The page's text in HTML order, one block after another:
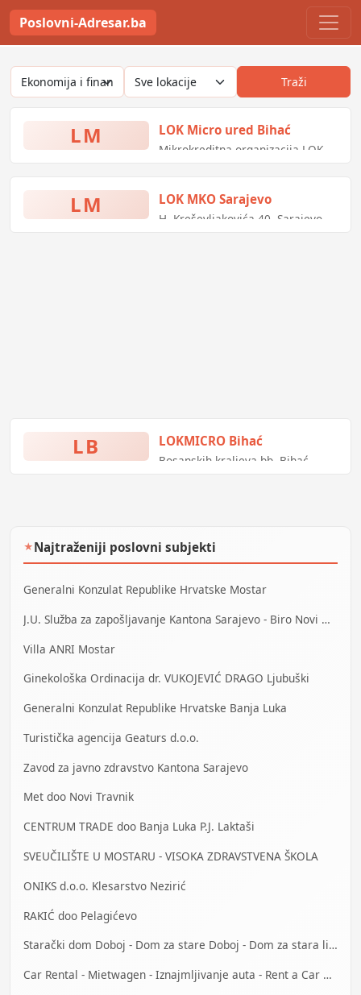
Poslovni-Adresar.ba
Traži
LM LOK Micro ured Bihać
Mikrokreditna organizacija LOK
LM LOK MKO Sarajevo
H. Kreševljakovića 40, Sarajevo,
LB LOKMICRO Bihać
Bosanskih kraljeva bb, Bihać,
★Najtraženiji poslovni subjekti
Generalni Konzulat Republike Hrvatske Mostar
J.U. Služba za zapošljavanje Kantona Sarajevo - Biro Novi Grad
Villa ANRI Mostar
Ginekološka Ordinacija dr. VUKOJEVIĆ DRAGO Ljubuški
Generalni Konzulat Republike Hrvatske Banja Luka
Turistička agencija Geaturs d.o.o.
Zavod za javno zdravstvo Kantona Sarajevo
Met doo Novi Travnik
CENTRUM TRADE doo Banja Luka P.J. Laktaši
SVEUČILIŠTE U MOSTARU - VISOKA ZDRAVSTVENA ŠKOLA
ONIKS d.o.o. Klesarstvo Nezirić
RAKIĆ doo Pelagićevo
Starački dom Doboj - Dom za stare Doboj - Dom za stara lica Doboj
Car Rental - Mietwagen - Iznajmljivanje auta - Rent a Car Banja Luka